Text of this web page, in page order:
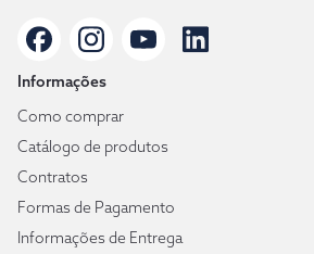
Informações
Como comprar
Catálogo de produtos
Contratos
Formas de Pagamento
Informações de Entrega